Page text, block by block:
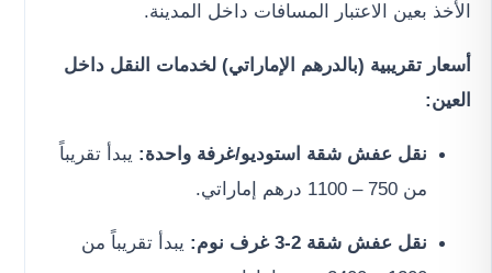
الأخذ بعين الاعتبار المسافات داخل المدينة.
أسعار تقريبية (بالدرهم الإماراتي) لخدمات النقل داخل
العين:
نقل عفش شقة استوديو/غرفة واحدة: يبدأ تقريباً
من 750 – 1100 درهم إماراتي.
نقل عفش شقة 2-3 غرف نوم:
يبدأ تقريباً من